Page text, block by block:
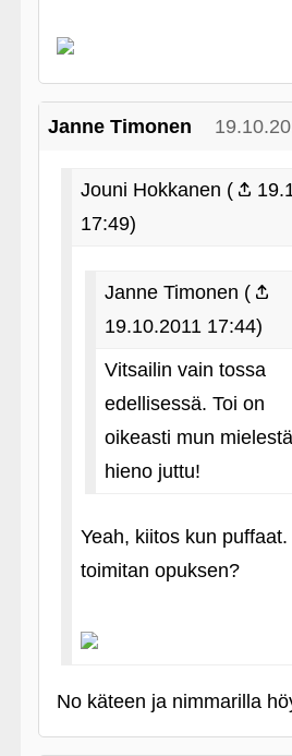
Janne Timonen
Jouni Hokkanen (
17:49)
Janne Timonen (
19.10.2011 17:44)
Vitsailin vain tossa
edellisessä. Toi on
oikeasti mun mielestä
hieno juttu!
Yeah, kiitos kun puffaat.
toimitan opuksen?
No käteen ja nimmarilla